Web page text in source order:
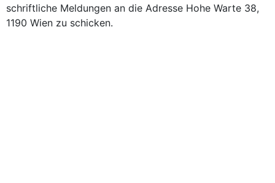
schriftliche Meldungen an die Adresse Hohe Warte 38,
1190 Wien zu schicken.